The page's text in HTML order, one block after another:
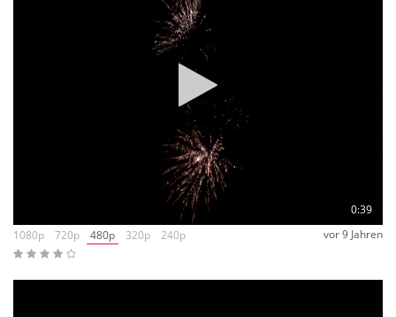
0:39
1080p
720p 480p 320p 240p vor 9 Jahren